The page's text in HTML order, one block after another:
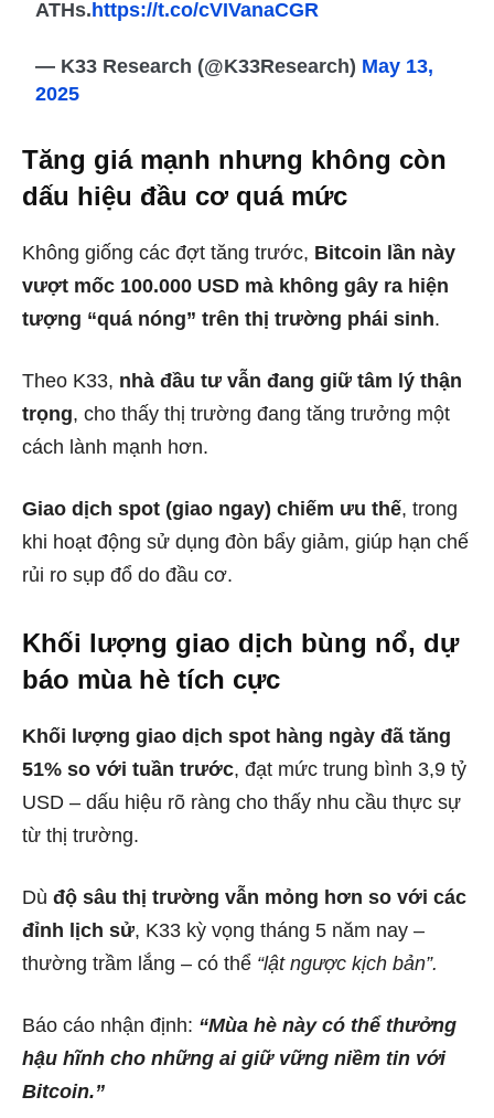
ATHs. https://t.co/cVIVanaCGR
— K33 Research (@K33Research) May 13,
2025
Tăng giá mạnh nhưng không còn
dấu hiệu đầu cơ quá mức
Không giống các đợt tăng trước, Bitcoin lần này
vượt mốc 100.000 USD mà không gây ra hiện
tượng “quá nóng” trên thị trường phái sinh.
Theo K33, nhà đầu tư vẫn đang giữ tâm lý thận
trọng, cho thấy thị trường đang tăng trưởng một
cách lành mạnh hơn.
Giao dịch spot (giao ngay) chiếm ưu thế, trong
khi hoạt động sử dụng đòn bẩy giảm, giúp hạn chế
rủi ro sụp đổ do đầu cơ.
Khối lượng giao dịch bùng nổ, dự
báo mùa hè tích cực
Khối lượng giao dịch spot hàng ngày đã tăng
51% so với tuần trước, đạt mức trung bình 3,9 tỷ
USD – dấu hiệu rõ ràng cho thấy nhu cầu thực sự
từ thị trường.
Dù độ sâu thị trường vẫn mỏng hơn so với các
đỉnh lịch sử, K33 kỳ vọng tháng 5 năm nay –
thường trầm lắng – có thể “lật ngược kịch bản”.
Báo cáo nhận định: “Mùa hè này có thể thưởng
hậu hĩnh cho những ai giữ vững niềm tin với
Bitcoin.”